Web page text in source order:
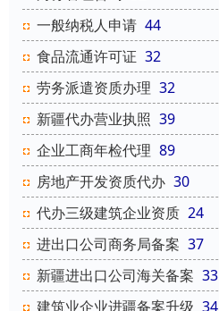
一般纳税人申请 44
食品流通许可证 32
劳务派遣资质办理 32
新疆代办营业执照 39
企业工商年检代理 89
房地产开发资质代办 30
代办三级建筑企业资质 24
进出口公司商务局备案 37
新疆进出口公司海关备案 33
建筑业企业进疆备案升级 34